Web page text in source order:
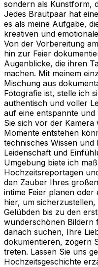
sondern als Kunstform,
Jedes Brautpaar hat
es als meine Aufgabe,
kreativen und
Von der Vorbereitung
hin zur Feier
Augenblicke, die ihren
machen. Mit meinem
Mischung aus
Fotografie ist, stelle ich
authentisch und voller
auf eine entspannte
Sie sich vor der
Momente entstehen
technisches Wissen
Leidenschaft und
Umgebung biete ich
Hochzeitsreportagen
den Zauber Ihres
intime Feier planen
hier, um
Gelübden bis zu den
wunderschönen Bildern
danach suchen, Ihre
dokumentieren, zögern
treten. Lassen Sie uns
Hochzeitsgeschichte